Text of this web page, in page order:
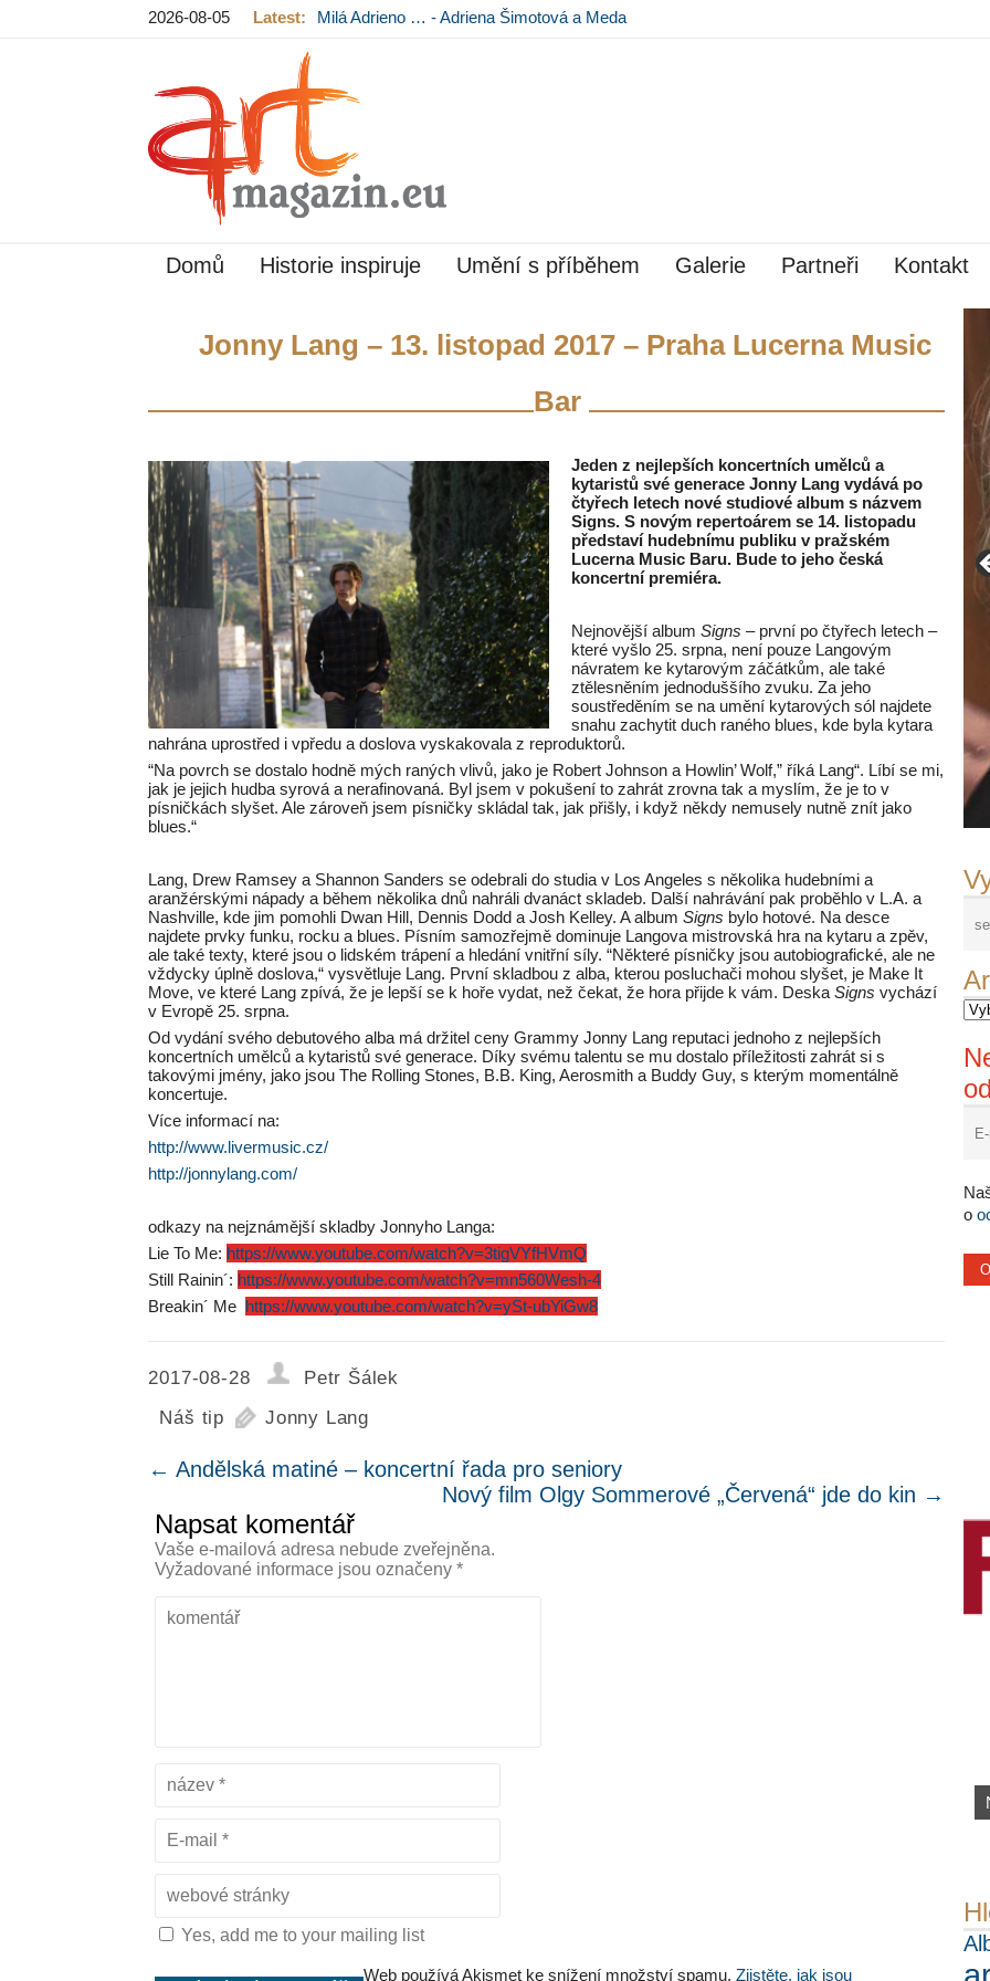
2026-08-05 Latest:
Milá Adrieno … - Adriena Šimotová a Meda
Domů Historie inspiruje Umění s příběhem Galerie Partneři Kontakt
o
Jonny Lang – 13. listopad 2017 – Praha Lucerna Music
Bar
Jeden z nejlepších koncertních umělců a
kytaristů své generace Jonny Lang vydává po
čtyřech letech nové studiové album s názvem
Signs. S novým repertoárem se 14. listopadu
představí hudebnímu publiku v pražském
Lucerna Music Baru. Bude to jeho česká
koncertní premiéra.
Nejnovější album Signs – první po čtyřech letech –
které vyšlo 25. srpna, není pouze Langovým
návratem ke kytarovým záčátkům, ale také
ztělesněním jednoduššího zvuku. Za jeho
soustředěním se na umění kytarových sól najdete
snahu zachytit duch raného blues, kde byla kytara
nahrána uprostřed i vpředu a doslova vyskakovala z reproduktorů.
“Na povrch se dostalo hodně mých raných vlivů, jako je Robert Johnson a Howlin’ Wolf,” říká Lang“. Líbí se mi,
jak je jejich hudba syrová a nerafinovaná. Byl jsem v pokušení to zahrát zrovna tak a myslím, že je to v
písničkách slyšet. Ale zároveň jsem písničky skládal tak, jak přišly, i když někdy nemusely nutně znít jako
blues.“
Lang, Drew Ramsey a Shannon Sanders se odebrali do studia v Los Angeles s několika hudebními a
aranžérskými nápady a během několika dnů nahráli dvanáct skladeb. Další nahrávání pak proběhlo v L.A. a
Nashville, kde jim pomohli Dwan Hill, Dennis Dodd a Josh Kelley. A albumSigns bylo hotové. Na desce
najdete prvky funku, rocku a blues. Písním samozřejmě dominuje Langova mistrovská hra na kytaru a zpěv,
ale také texty, které jsou o lidském trápení a hledání vnitřní síly. “Některé písničky jsou autobiografické, ale ne
vždycky úplně doslova,“ vysvětluje Lang. První skladbou z alba, kterou posluchači mohou slyšet, je Make It
Move, ve které Lang zpívá, že je lepší se k hoře vydat, než čekat, že hora přijde k vám. DeskaSigns vychází
v Evropě 25. srpna.
Od vydání svého debutového alba má držitel ceny Grammy Jonny Lang reputaci jednoho z nejlepších
koncertních umělců a kytaristů své generace. Díky svému talentu se mu dostalo příležitosti zahrát si s
takovými jmény, jako jsou The Rolling Stones, B.B. King, Aerosmith a Buddy Guy, s kterým momentálně
koncertuje.
Více informací na:
http://www.livermusic.cz/
http://jonnylang.com/
odkazy na nejznámější skladby Jonnyho Langa:
Lie To Me: https://www.youtube.com/watch?v=3tigVYfHVmQ
Still Rainin´: https://www.youtube.com/watch?v=mn560Wesh-4
Breakin´ Me https://www.youtube.com/watch?v=ySt-ubYiGw8
2017-08-28
Petr Šálek
Náš tip
Jonny Lang
← Andělská matiné – koncertní řada pro seniory
Nový film Olgy Sommerové „Červená“ jde do kin →
Napsat komentář
Vaše e-mailová adresa nebude zveřejněna.
Vyžadované informace jsou označeny*
Yes, add me to your mailing list
Web používá Akismet ke snížení množství spamu.Zjistěte, jak jsou